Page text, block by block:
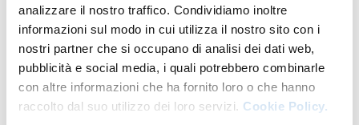
analizzare il nostro traffico. Condividiamo inoltre
informazioni sul modo in cui utilizza il nostro sito con i
nostri partner che si occupano di analisi dei dati web,
pubblicità e social media, i quali potrebbero combinarle
con altre informazioni che ha fornito loro o che hanno
raccolto dal suo utilizzo dei loro servizi. Cookie Policy.
Quantità articolo 4